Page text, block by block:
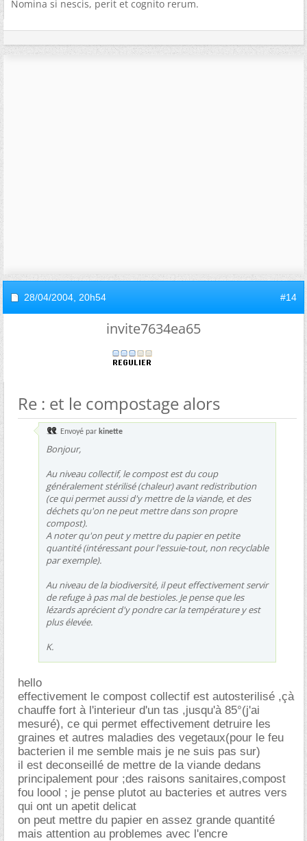
Nomina si nescis, perit et cognito rerum.
28/04/2004, 20h54 #14
invite7634ea65
Re : et le compostage alors
Envoyé par kinette
Bonjour,
Au niveau collectif, le compost est du coup
généralement stérilisé (chaleur) avant redistribution
(ce qui permet aussi d'y mettre de la viande, et des
déchets qu'on ne peut mettre dans son propre
compost).
A noter qu'on peut y mettre du papier en petite
quantité (intéressant pour l'essuie-tout, non recyclable
par exemple).
Au niveau de la biodiversité, il peut effectivement servir
de refuge à pas mal de bestioles. Je pense que les
lézards aprécient d'y pondre car la température y est
plus élevée.
K.
hello
effectivement le compost collectif est autosterilisé ,çà
chauffe fort à l'interieur d'un tas ,jusqu'à 85°(j'ai
mesuré), ce qui permet effectivement detruire les
graines et autres maladies des vegetaux(pour le feu
bacterien il me semble mais je ne suis pas sur)
il est deconseillé de mettre de la viande dedans
principalement pour ;des raisons sanitaires,compost
fou loool ; je pense plutot au bacteries et autres vers
qui ont un apetit delicat
on peut mettre du papier en assez grande quantité
mais attention au problemes avec l'encre